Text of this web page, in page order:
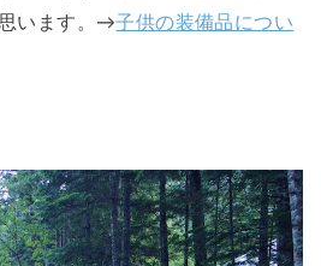
います。→子供の装備品につい